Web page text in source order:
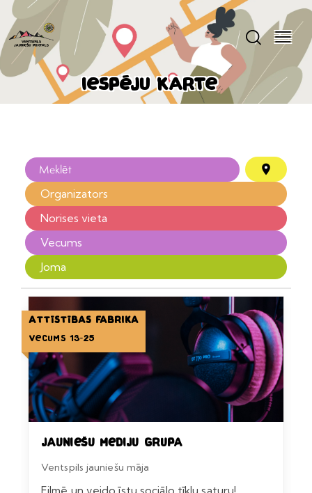
Iespēju karte
Organizators
Norises vieta
Vecums
Joma
Attīstības fabrika
Vecums 13-25
Jauniešu mediju grupa
Ventspils jauniešu māja